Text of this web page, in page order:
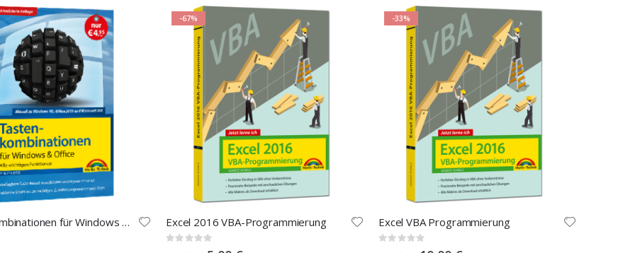
Tastenkombinationen für Windows & Office - aktualisierte Auflage
-67%
Excel 2016 VBA-Programmierung
Rating:
0%
-33%
Excel VBA Programmierung
Rating:
0%